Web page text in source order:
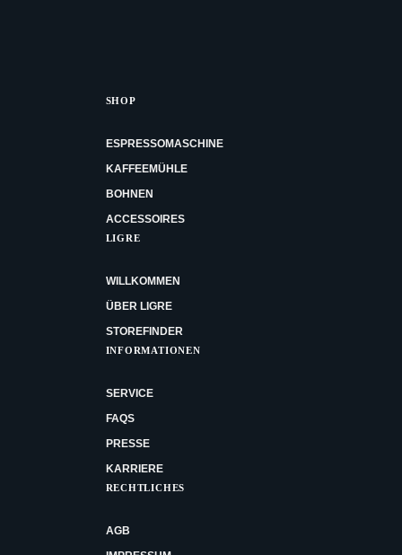
SHOP
ESPRESSOMASCHINE
KAFFEEMÜHLE
BOHNEN
ACCESSOIRES
LIGRE
WILLKOMMEN
ÜBER LIGRE
STOREFINDER
INFORMATIONEN
SERVICE
FAQS
PRESSE
KARRIERE
RECHTLICHES
AGB